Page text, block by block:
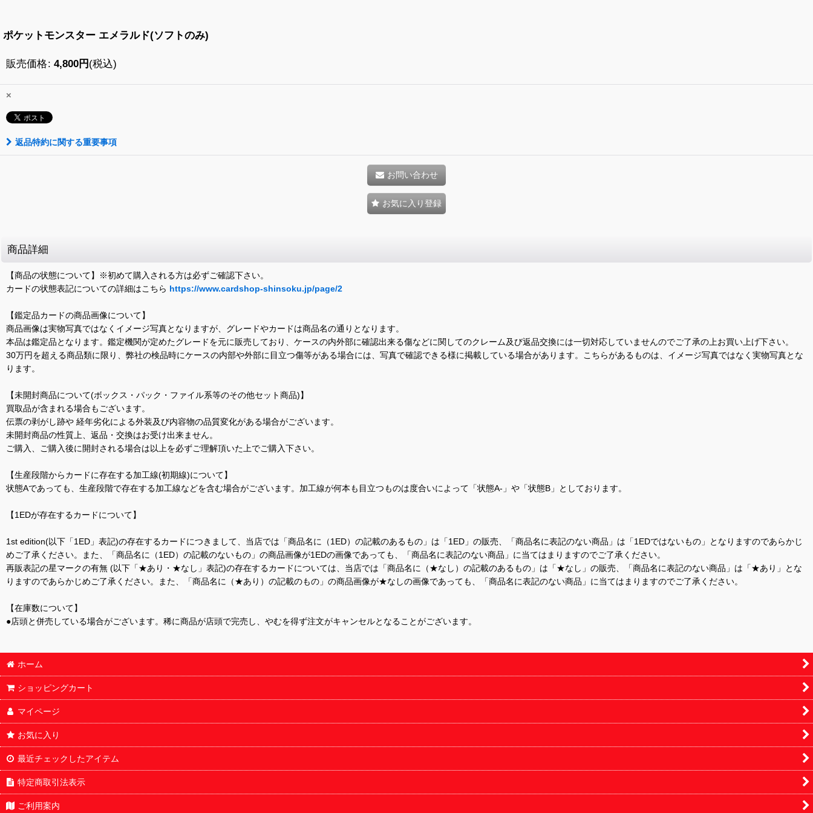
ポケットモンスター エメラルド(ソフトのみ)
販売価格: 4,800円 (税込)
×
返品特約に関する重要事項
お問い合わせ
お気に入り登録
商品詳細
【商品の状態について】※初めて購入される方は必ずご確認下さい。
カードの状態表記についての詳細はこちら https://www.cardshop-shinsoku.jp/page/2
【鑑定品カードの商品画像について】
商品画像は実物写真ではなくイメージ写真となりますが、グレードやカードは商品名の通りとなります。
本品は鑑定品となります。鑑定機関が定めたグレードを元に販売しており、ケースの内外部に確認出来る傷などに関してのクレーム及び返品交換には一切対応していませんのでご了承の上お買い上げ下さい。
30万円を超える商品類に限り、弊社の検品時にケースの内部や外部に目立つ傷等がある場合には、写真で確認できる様に掲載している場合があります。こちらがあるものは、イメージ写真ではなく実物写真とな
ります。
【未開封商品について(ボックス・パック・ファイル系等のその他セット商品)】
買取品が含まれる場合もございます。
伝票の剥がし跡や 経年劣化による外装及び内容物の品質変化がある場合がございます。
未開封商品の性質上、返品・交換はお受け出来ません。
ご購入、ご購入後に開封される場合は以上を必ずご理解頂いた上でご購入下さい。
【生産段階からカードに存在する加工線(初期線)について】
状態Aであっても、生産段階で存在する加工線などを含む場合がございます。加工線が何本も目立つものは度合いによって「状態A-」や「状態B」としております。
【1EDが存在するカードについて】
1st edition(以下「1ED」表記)の存在するカードにつきまして、当店では「商品名に（1ED）の記載のあるもの」は「1ED」の販売、「商品名に表記のない商品」は「1EDではないもの」となりますのであらかじ
めご了承ください。また、「商品名に（1ED）の記載のないもの」の商品画像が1EDの画像であっても、「商品名に表記のない商品」に当てはまりますのでご了承ください。
再販表記の星マークの有無 (以下「★あり・★なし」表記)の存在するカードについては、当店では「商品名に（★なし）の記載のあるもの」は「★なし」の販売、「商品名に表記のない商品」は「★あり」とな
りますのであらかじめご了承ください。また、「商品名に（★あり）の記載のもの」の商品画像が★なしの画像であっても、「商品名に表記のない商品」に当てはまりますのでご了承ください。
【在庫数について】
●店頭と併売している場合がございます。稀に商品が店頭で完売し、やむを得ず注文がキャンセルとなることがございます。
ホーム
ショッピングカート
マイページ
お気に入り
最近チェックしたアイテム
特定商取引法表示
ご利用案内